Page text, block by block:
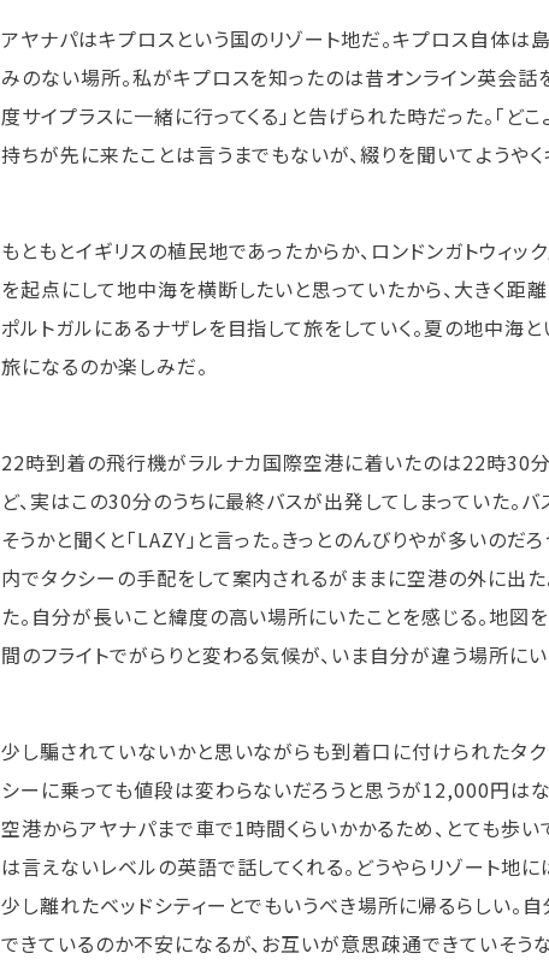
アヤナパはキプロスという国のリゾート地だ。キプロス自体は
みのない場所。私がキプロスを知ったのは昔オンライン英会話
度サイプラスに一緒に行ってくる」と告げられた時だった。「ど
持ちが先に来たことは言うまでもないが、綴りを聞いてようやく
もともとイギリスの植民地であったからか、ロンドンガトウィ
を起点にして地中海を横断したいと思っていたから、大きく距
ポルトガルにあるナザレを目指して旅をしていく。夏の地中海
旅になるのか楽しみだ。
22時到着の飛行機がラルナカ国際空港に着いたのは22時30分
ど、実はこの30分のうちに最終バスが出発してしまっていた。
そうかと聞くと「LAZY」と言った。きっとのんびりやが多いの
内でタクシーの手配をして案内されるがままに空港の外に出
た。自分が長いこと緯度の高い場所にいたことを感じる。地図
間のフライトでがらりと変わる気候が、いま自分が違う場所にい
少し騙されていないかと思いながらも到着口に付けられたタク
シーに乗っても値段は変わらないだろうと思うが12,000円は
空港からアヤナパまで車で1時間くらいかかるため、とても歩
は言えないレベルの英語で話してくれる。どうやらリゾート地
少し離れたベッドシティーとでもいうべき場所に帰るらしい
できているのか不安になるが、お互いが意思疎通できていそう